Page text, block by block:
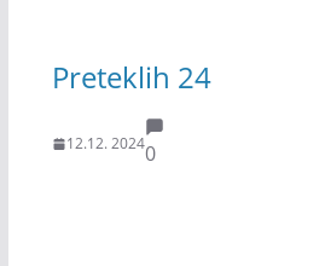
Preteklih 24
12.12. 20240